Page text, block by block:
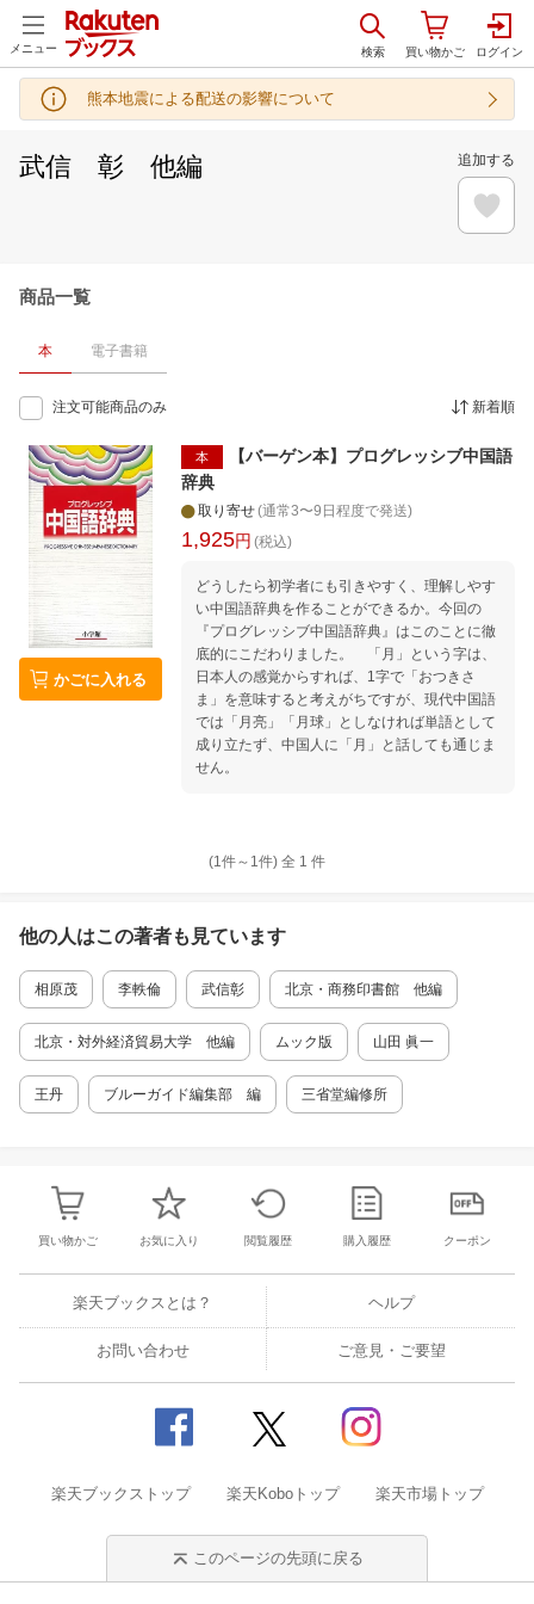
メニュー
熊本地震による配送の影響について
武信 彰 他編 追加する
商品一覧
本 電子書籍
注文可能商品のみ 新着順
かごに入れる
本
【バーゲン本】プログレッシブ中国語
辞典
取り寄せ(通常3〜9日程度で発送)
1,925円 (税込)
どうしたら初学者にも引きやすく、理解しやす
い中国語辞典を作ることができるか。今回の
『プログレッシブ中国語辞典』はこのことに徹
底的にこだわりました。 「月」という字は、
日本人の感覚からすれば、1字で「おつきさ
ま」を意味すると考えがちですが、現代中国語
では「月亮」「月球」としなければ単語として
成り立たず、中国人に「月」と話しても通じま
せん。
(1件～ 1件) 全 1 件
他の人はこの著者も見ています
相原茂 李軼倫 武信彰 北京・商務印書館 他編
北京・対外経済貿易大学 他編 ムック版 山田 眞一
王丹 ブルーガイド編集部 編 三省堂編修所
買い物かご お気に入り 閲覧履歴 購入履歴 クーポン
楽天ブックスとは？ ヘルプ
お問い合わせ ご意見・ご要望
楽天ブックストップ 楽天Koboトップ 楽天市場トップ
このページの先頭に戻る